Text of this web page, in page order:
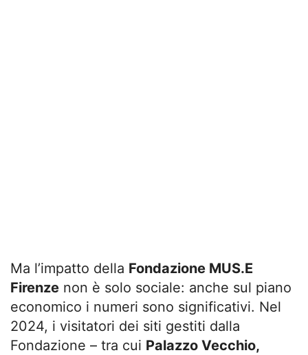
Ma l’impatto della Fondazione MUS.E
Firenze non è solo sociale: anche sul piano
economico i numeri sono significativi. Nel
2024, i visitatori dei siti gestiti dalla
Fondazione – tra cui Palazzo Vecchio,